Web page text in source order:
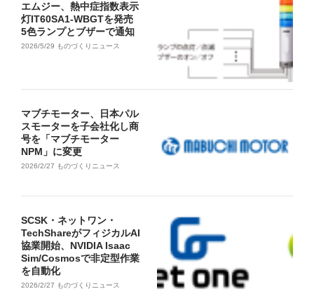
エムジー、熱中症指数表示
灯IT60SA1-WBGTを発売
5色ランプとブザーで通知
2026/5/29 ものづくりニュース
マブチモーター、日本パル
スモーターを子会社化し商
号を「マブチモーター
NPM」に変更
2026/2/27 ものづくりニュース
SCSK・ネットワン・
TechShareがフィジカルAI
協業開始、NVIDIA Isaac
Sim/Cosmosで非定型作業
を自動化
2026/2/27 ものづくりニュース